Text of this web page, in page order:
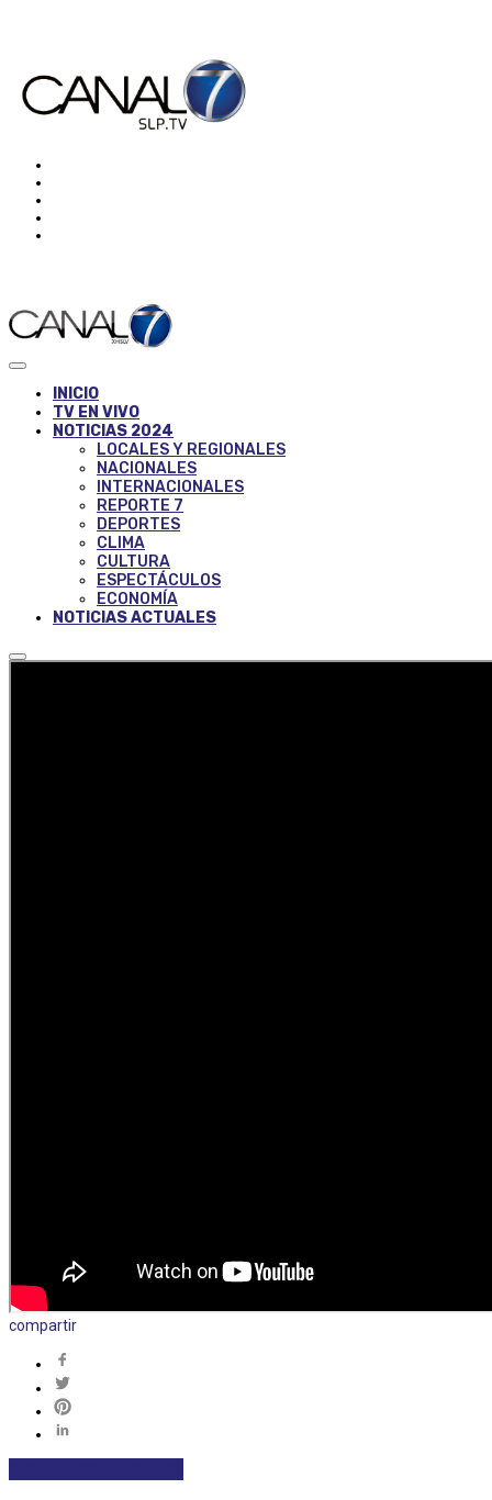
INICIO
TV EN VIVO
NOTICIAS 2024
LOCALES Y REGIONALES
NACIONALES
INTERNACIONALES
REPORTE 7
DEPORTES
CLIMA
CULTURA
ESPECTÁCULOS
ECONOMÍA
NOTICIAS ACTUALES
compartir